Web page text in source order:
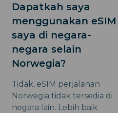
Dapatkah saya
menggunakan eSIM
saya di negara-
negara selain
Norwegia?
Tidak, eSIM perjalanan
Norwegia tidak tersedia di
negara lain. Lebih baik